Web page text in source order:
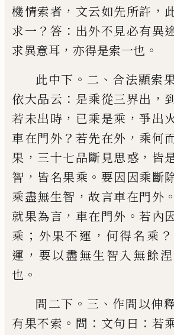
機情索者 ， 文云如先所許 ，
求一 ？ 答 ： 出外不見必有異
求異意耳 ， 亦得是索一也 。
此中下 。 二 、 合法顯索
依大品云 ： 是乘從三界出 ，
若未出時 ， 已乘是乘 ，爭出
車在門外 ？ 若先在外 ， 乘何
果 ， 三十七品斷見思惑 ， 皆
智 ， 皆名果乘 。 要因因乘斷
乘盡無生智 ，故言車在門外 。
就果為言 ， 車在門外 。若內
乘 ； 外果不運 ， 何得名乘 ？
運 ， 要以盡無生智入無餘
也 。
問二下 。 三 、 作問以伸
有果不索 。 問 ： 文句 曰 ： 若